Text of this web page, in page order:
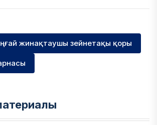
жинақтаушы зейнетақы қоры